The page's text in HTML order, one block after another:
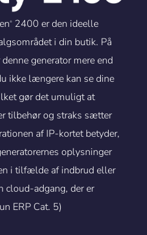
®
2400 er den ideelle
i din butik. På
generator mere end
ikke længere kan se dine
gør det umuligt at
tilbehør og straks sætter
af IP-kortet betyder,
oplysninger
i tilfælde af indbrud eller
cloud-adgang, der er
ERP Cat. 5)